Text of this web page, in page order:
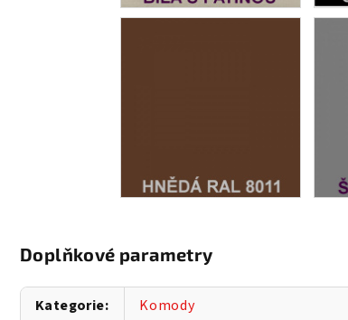
Doplňkové parametry
Kategorie: Komody